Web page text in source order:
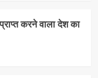
करने वाला देश का